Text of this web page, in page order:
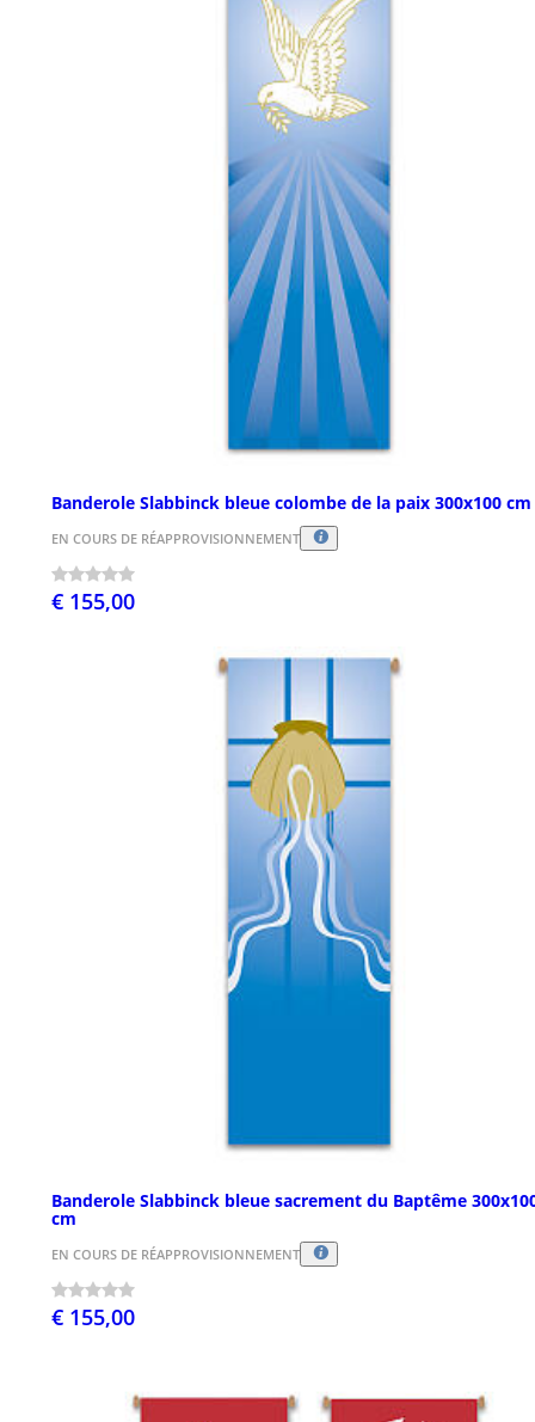
Banderole Slabbinck bleue colombe de la paix 300x100 cm
EN COURS DE RÉAPPROVISIONNEMENT
€ 155,00
Banderole Slabbinck bleue sacrement du Baptême
cm
EN COURS DE RÉAPPROVISIONNEMENT
€ 155,00